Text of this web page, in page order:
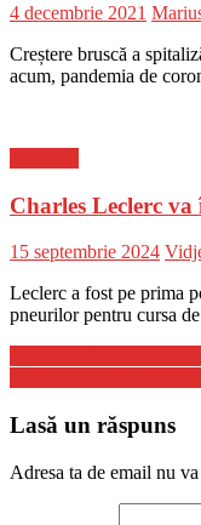
Posted
4 decembrie 2021
Creștere bruscă a
acum, pandemia de
Charles Leclerc
Posted
15 septembrie 2024
Leclerc a fost pe prima
pneurilor pentru cursa
Navigare
în
articole
Lasă un răspuns
Adresa ta de email nu